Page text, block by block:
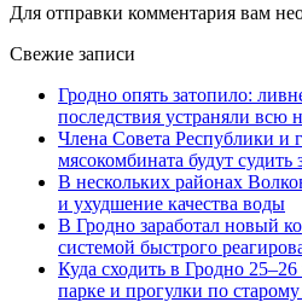
Для отправки комментария вам
Свежие записи
Гродно опять затопило:
последствия устраняли всю
Члена Совета Республики и
мясокомбината будут
В нескольких районах
и ухудшение качества воды
В Гродно заработал новый
системой быстрого
Куда сходить в Гродно
парке и прогулки по